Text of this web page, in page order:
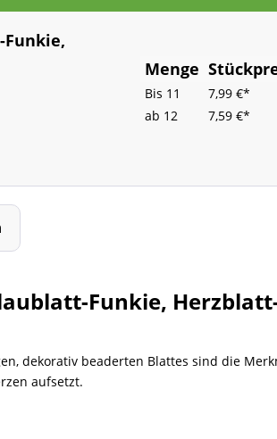
Menge
Bis 11
7,99 €*
ab 12 7,59 €*
Funkie,
dekorativ beaderten Blattes sind die
aufsetzt.